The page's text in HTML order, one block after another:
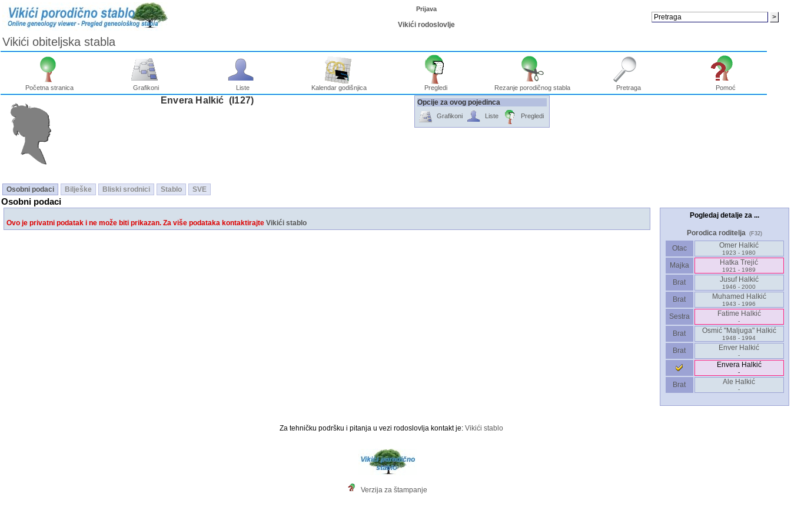
Prijava
Vikići rodoslovlje
Vikići obiteljska stabla
Početna stranica Grafikoni Liste Kalendar godišnjica Pregledi Rezanje porodičnog stabla Pretraga Pomoć
Envera Halkić ‎(I127)‎ Opcije za ovog pojedinca
Grafikoni Liste Pregledi
Osobni podaci Bilješke Bliski srodnici Stablo SVE
Osobni podaci
Ovo je privatni podatak i ne može biti prikazan. Za više podataka kontaktirajte Vikići stablo
Pogledaj detalje za ...
Porodica roditelja (F32)
Otac Omer Halkić
1923 - 1980
Majka Hatka Trejić
1921 - 1989
Brat Jusuf Halkić
1946 - 2000
Brat Muhamed Halkić
1943 - 1996
Sestra Fatime Halkić
-
Brat Osmić "Maljuga" Halkić
1948 - 1994
Brat Enver Halkić
-
Envera Halkić
-
Brat Ale Halkić
-
Za tehničku podršku i pitanja u vezi rodoslovlja kontakt je:Vikići stablo
Verzija za štampanje